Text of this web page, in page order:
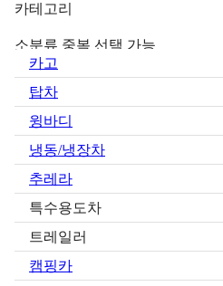
카테고리
소분류 중복 선택 가능
카고
탑차
윙바디
냉동/냉장차
추레라
특수용도차
트레일러
캠핑카